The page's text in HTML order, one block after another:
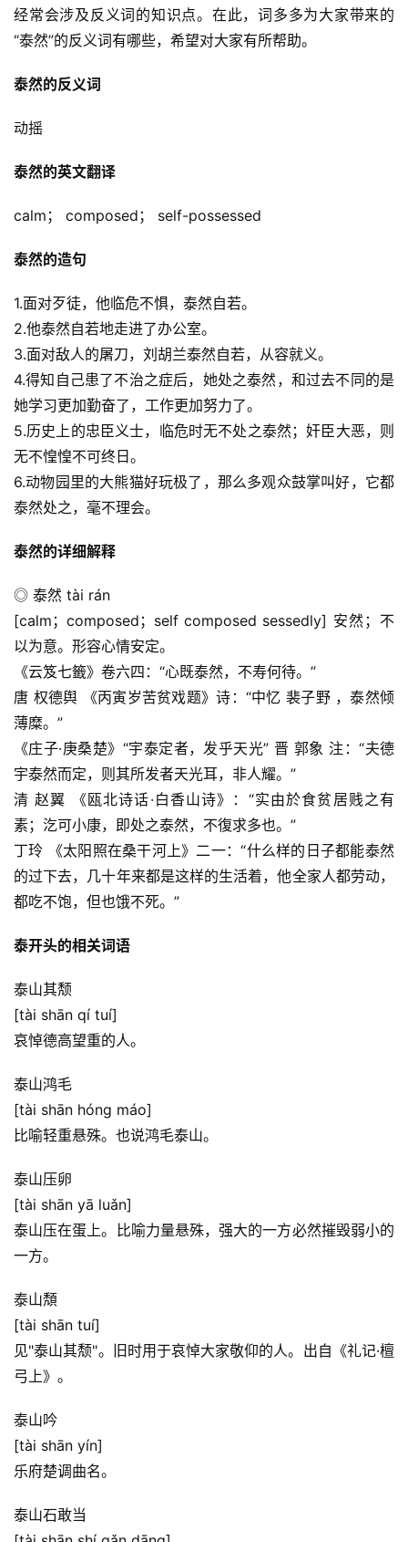
经常会涉及反义词的知识点。在此，词多多为大家带来的
“泰然”的反义词有哪些，希望对大家有所帮助。
泰然的反义词
动摇
泰然的英文翻译
calm； composed； self-possessed
泰然的造句
1.面对歹徒，他临危不惧，泰然自若。
2.他泰然自若地走进了办公室。
3.面对敌人的屠刀，刘胡兰泰然自若，从容就义。
4.得知自己患了不治之症后，她处之泰然，和过去不同的是
她学习更加勤奋了，工作更加努力了。
5.历史上的忠臣义士，临危时无不处之泰然；奸臣大恶，则
无不惶惶不可终日。
6.动物园里的大熊猫好玩极了，那么多观众鼓掌叫好，它都
泰然处之，毫不理会。
泰然的详细解释
◎ 泰然 tài rán
[calm；composed；self composed sessedly] 安然；不
以为意。形容心情安定。
《云笈七籤》卷六四：“心既泰然，不寿何待。”
唐 权德舆 《丙寅岁苦贫戏题》诗：“中忆 裴子野 ，泰然倾
薄糜。”
《庄子·庚桑楚》“宇泰定者，发乎天光” 晋 郭象 注：“夫德
宇泰然而定，则其所发者天光耳，非人耀。”
清 赵翼 《瓯北诗话·白香山诗》：“实由於食贫居贱之有
素；汔可小康，即处之泰然，不復求多也。”
丁玲 《太阳照在桑干河上》二一：“什么样的日子都能泰然
的过下去，几十年来都是这样的生活着，他全家人都劳动，
都吃不饱，但也饿不死。”
泰开头的相关词语
泰山其颓
[tài shān qí tuí]
哀悼德高望重的人。
泰山鸿毛
[tài shān hóng máo]
比喻轻重悬殊。也说鸿毛泰山。
泰山压卵
[tài shān yā luǎn]
泰山压在蛋上。比喻力量悬殊，强大的一方必然摧毁弱小的
一方。
泰山頽
[tài shān tuí]
见"泰山其颓"。旧时用于哀悼大家敬仰的人。出自《礼记·檀
弓上》。
泰山吟
[tài shān yín]
乐府楚调曲名。
泰山石敢当